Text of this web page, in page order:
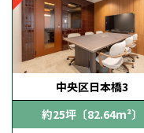
中央区日本橋3
約25坪〔82.64m²〕